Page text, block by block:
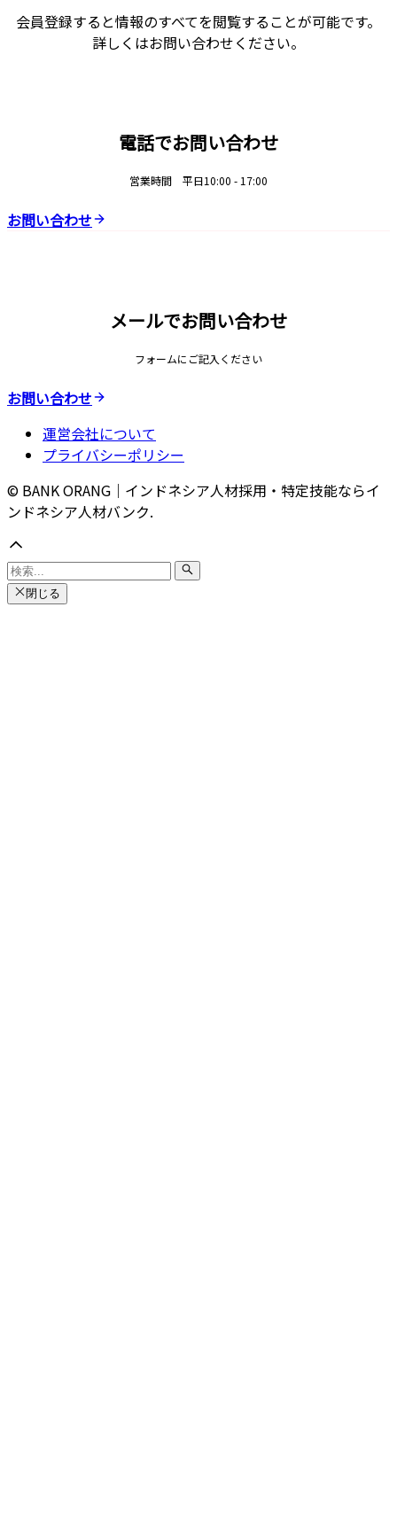
会員登録すると情報のすべてを閲覧することが可能です。
詳しくはお問い合わせください。
電話でお問い合わせ
営業時間 平日10:00 - 17:00
お問い合わせ
メールでお問い合わせ
フォームにご記入ください
お問い合わせ
運営会社について
プライバシーポリシー
© BANK ORANG｜インドネシア人材採用・特定技能ならイ
ンドネシア人材バンク.
閉じる